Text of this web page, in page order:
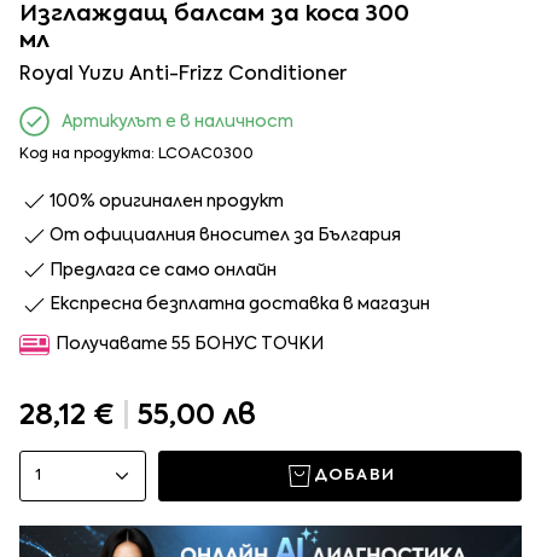
Изглаждащ балсам за коса 300
мл
Royal Yuzu Anti-Frizz Conditioner
Артикулът е в наличност
Код на продукта: LCOAC0300
100% оригинален продукт
От официалния вносител за България
Предлага се само онлайн
Експресна безплатна доставка в магазин
Получавате 55 БОНУС ТОЧКИ
28,12 € 55,00 лв
1 ДОБАВИ